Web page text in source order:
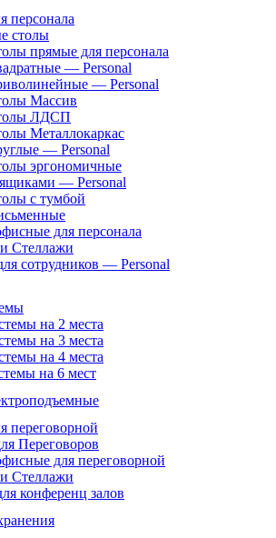
персонала
столы
прямые для персонала
— Personal
— Personal
Массив
ЛДСП
Металлокаркас
— Personal
эргономичные
— Personal
с тумбой
для персонала
Стеллажи
сотрудников — Personal
на 2 места
на 3 места
на 4 места
на 6 мест
переговорной
Переговоров
для переговорной
Стеллажи
конференц залов